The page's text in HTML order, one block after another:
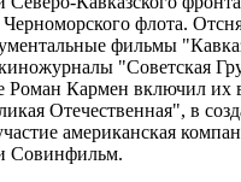
флота.
фильмы
"Советская
Роман Кармен включил их
Отечественная", в
американская
Совинфильм.